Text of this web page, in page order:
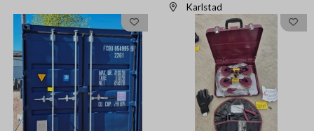
Karlstad